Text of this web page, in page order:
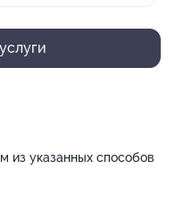
из указанных способов